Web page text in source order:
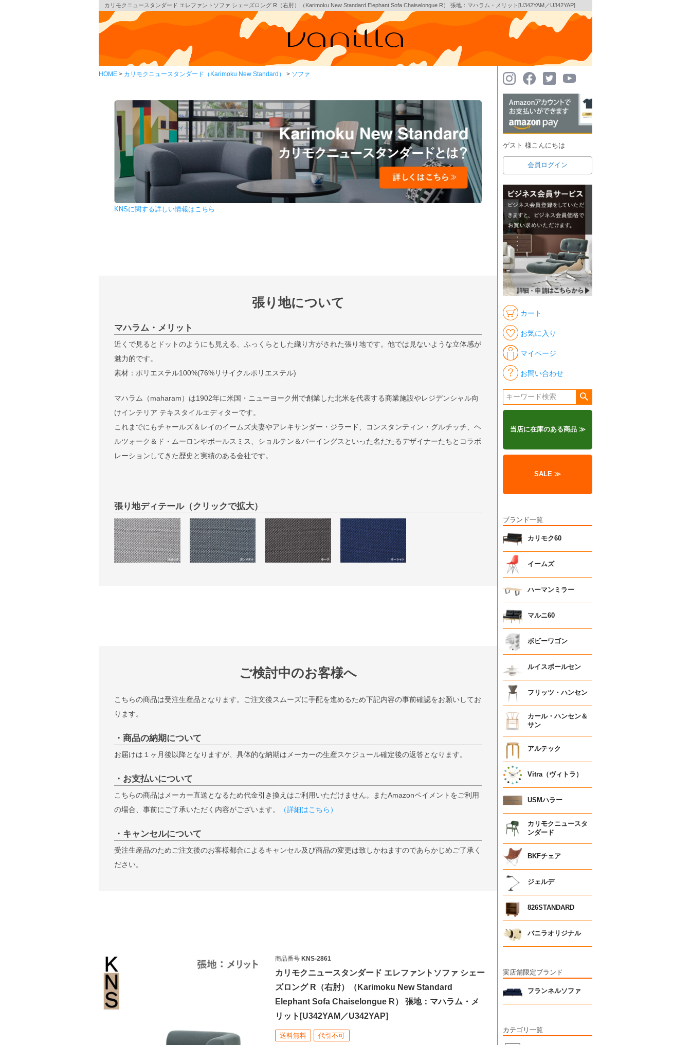
カリモクニュースタンダード エレファントソファ シェーズロング R（右肘）（Karimoku New Standard Elephant Sofa Chaiselongue R） 張地：マハラム・メリット[U342YAM／U342YAP]
HOME カリモクニュースタンダード（Karimoku New Standard） ソファ
KNSに関する詳しい情報はこちら
張り地について
マハラム・メリット
近くで見るとドットのようにも見える、ふっくらとした織り方がされた張り地です。他では見ないような立体感が
魅力的です。
素材：ポリエステル100%(76%リサイクルポリエステル)
マハラム（maharam）は1902年に米国・ニューヨーク州で創業した北米を代表する商業施設やレジデンシャル向
けインテリア テキスタイルエディターです。
これまでにもチャールズ＆レイのイームズ夫妻やアレキサンダー・ジラード、コンスタンティン・グルチッチ、ヘ
ルツォーク＆ド・ムーロンやポールスミス、ショルテン＆バーイングスといった名だたるデザイナーたちとコラボ
レーションしてきた歴史と実績のある会社です。
張り地ディテール（クリックで拡大）
ご検討中のお客様へ
こちらの商品は受注生産品となります。ご注文後スムーズに手配を進めるため下記内容の事前確認をお願いしてお
ります。
・商品の納期について
お届けは１ヶ月後以降となりますが、具体的な納期はメーカーの生産スケジュール確定後の返答となります。
・お支払いについて
こちらの商品はメーカー直送となるため代金引き換えはご利用いただけません。またAmazonペイメントをご利用
の場合、事前にご了承いただく内容がございます。
（詳細はこちら）
・キャンセルについて
受注生産品のためご注文後のお客様都合によるキャンセル及び商品の変更は致しかねますのであらかじめご了承く
ださい。
商品番号 KNS-2861
カリモクニュースタンダード エレファントソファ シェー
ズロング R（右肘）（Karimoku New Standard
Elephant Sofa Chaiselongue R） 張地：マハラム・メ
リット[U342YAM／U342YAP]
送料無料 代引不可
ゲスト 様こんにちは
会員ログイン
カート
お気に入り
マイページ
お問い合わせ
検索
当店に在庫のある商品 ≫
SALE ≫
ブランド一覧
カリモク60
イームズ
ハーマンミラー
マルニ60
ボビーワゴン
ルイスポールセン
フリッツ・ハンセン
カール・ハンセン＆
サン
アルテック
Vitra（ヴィトラ）
USMハラー
カリモクニュースタ
ンダード
BKFチェア
ジェルデ
826STANDARD
バニラオリジナル
実店舗限定ブランド
フランネルソファ
カテゴリ一覧